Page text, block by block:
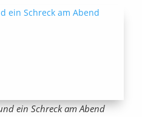
ein Schreck am Abend